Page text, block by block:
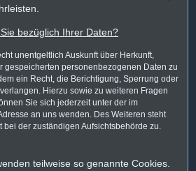
bezüglich Ihrer Daten?
unentgeltlich Auskunft über Herkunft,
gespeicherten personenbezogenen Daten zu
ein Recht, die Berichtigung, Sperrung oder
Hierzu sowie zu weiteren Fragen
Sie sich jederzeit unter der im
an uns wenden. Des Weiteren steht
der zuständigen Aufsichtsbehörde zu.
teilweise so genannte Cookies.